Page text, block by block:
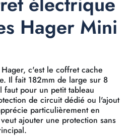
Hager Mini
c'est le coffret cache
Il fait 182mm de large sur 8
pour un petit tableau
de circuit dédié ou l'ajout
particulièrement en
ajouter une protection sans